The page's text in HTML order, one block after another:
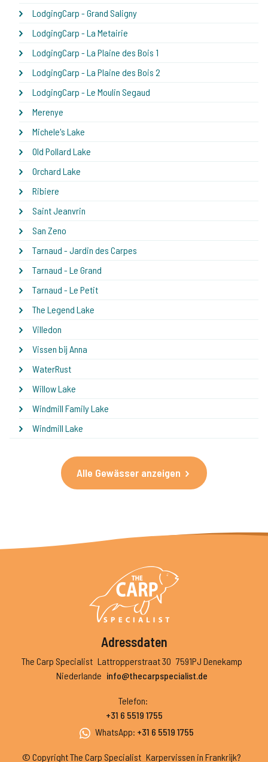
LodgingCarp - Grand Saligny
LodgingCarp - La Metairie
LodgingCarp - La Plaine des Bois 1
LodgingCarp - La Plaine des Bois 2
LodgingCarp - Le Moulin Segaud
Merenye
Michele's Lake
Old Pollard Lake
Orchard Lake
Ribiere
Saint Jeanvrin
San Zeno
Tarnaud - Jardin des Carpes
Tarnaud - Le Grand
Tarnaud - Le Petit
The Legend Lake
Villedon
Vissen bij Anna
WaterRust
Willow Lake
Windmill Family Lake
Windmill Lake
Alle Gewässer anzeigen
Adressdaten
The Carp Specialist Lattropperstraat 30 7591PJ Denekamp
Niederlande info@thecarpspecialist.de
Telefon:
+31 6 5519 1755
WhatsApp: +31 6 5519 1755
© Copyright The Carp Specialist Karpervissen in Frankrijk?